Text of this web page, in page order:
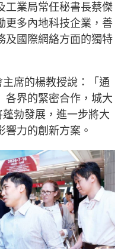
工業局常任秘書長蔡傑
更多內地科技企業，善
及國際網絡方面的獨特
席的楊教授說：「通
各界的緊密合作，城大
勃發展，進一步將大
響力的創新方案。